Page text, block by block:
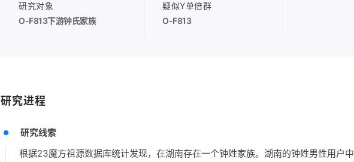
研究对象
O-F813下游钟氏家族
疑似Y单倍群
O-F813
研究进程
研究线索
根据23魔方祖源数据库统计发现，在湖南存在一个钟姓家族。湖南的钟姓男性用户中